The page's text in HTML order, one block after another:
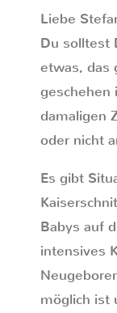
Liebe
Du solltest
etwas, das
geschehen
damaligen
oder nicht
Es gibt
Babys auf
intensives
möglich ist